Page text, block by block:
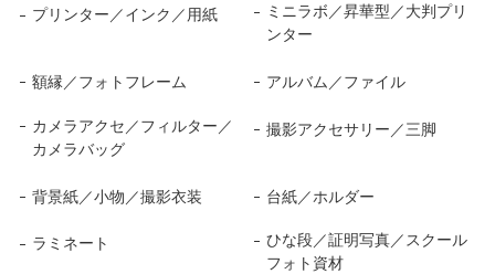
プリンター／インク／用紙
ミニラボ／昇華型／大判プリ
ンター
額縁／フォトフレーム アルバム／ファイル
カメラアクセ／フィルター／
カメラバッグ
撮影アクセサリー／三脚
背景紙／小物／撮影衣装 台紙／ホルダー
ラミネート
ひな段／証明写真／スクール
フォト資材